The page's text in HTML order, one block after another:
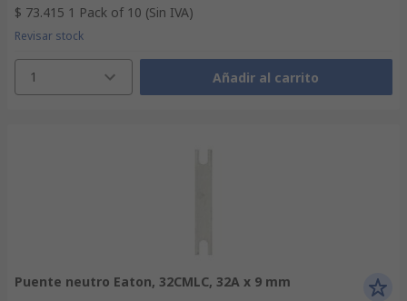
$ 73.415 1 Pack of 10 (Sin IVA)
Revisar stock
1 Añadir al carrito
Puente neutro Eaton, 32CMLC, 32A x 9 mm